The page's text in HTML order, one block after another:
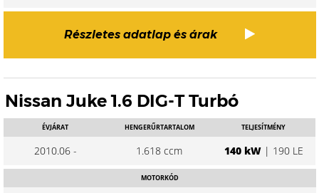
Részletes adatlap és árak
Nissan Juke 1.6 DIG-T Turbó
ÉVJÁRAT
2010.06 -
HENGERŰRTARTALOM
1.618 ccm
TELJESÍTMÉNY
140 kW| 190 LE
MOTORKÓD